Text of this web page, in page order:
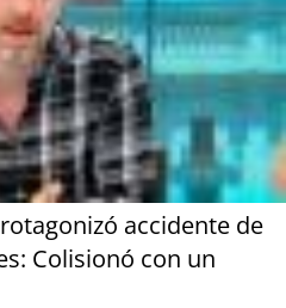
accidente de
Colisionó con un